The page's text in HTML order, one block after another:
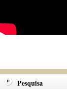
Pesquisa